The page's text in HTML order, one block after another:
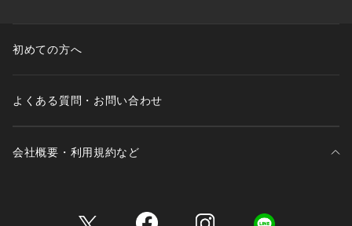
・48624 おやすみブラ（LL）
・48625 おやすみブラ（3L）
・78622
初めての方へ
よくある質問・お問い合わせ
会社概要・利用規約など